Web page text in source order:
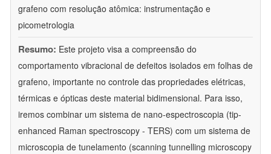
grafeno com resolução atômica: instrumentação e
picometrologia
Resumo: Este projeto visa a compreensão do
comportamento vibracional de defeitos isolados em folhas de
grafeno, importante no controle das propriedades elétricas,
térmicas e ópticas deste material bidimensional. Para isso,
iremos combinar um sistema de nano-espectroscopia (tip-
enhanced Raman spectroscopy - TERS) com um sistema de
microscopia de tunelamento (scanning tunnelling microscopy